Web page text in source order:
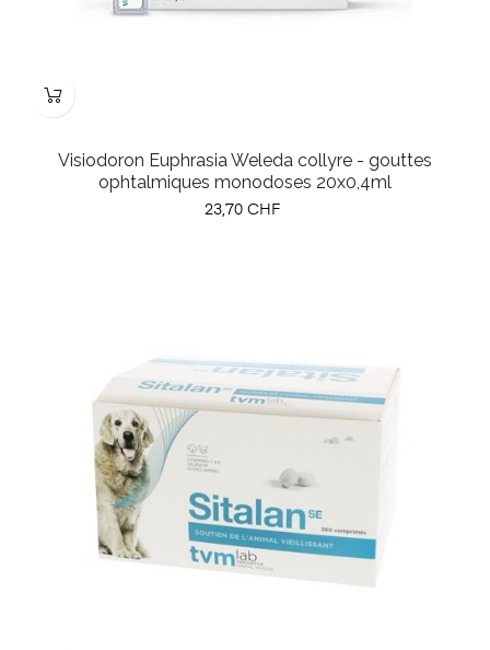
Visiodoron Euphrasia Weleda collyre - gouttes
ophtalmiques monodoses 20x0,4ml
Prix
23,70 CHF